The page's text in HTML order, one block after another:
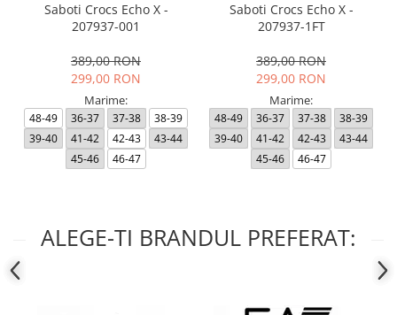
Saboti Crocs Echo X -
207937-001
389,00 RON
299,00 RON
Marime:
48-49 36-37 37-38
38-39
39-40
41-42 42-43
43-44
45-46
46-47
Saboti Crocs Echo X -
207937-1FT
389,00 RON
299,00 RON
Marime:
48-49 36-37 37-38
38-39
39-40
41-42 42-43
43-44
45-46
46-47
ALEGE-TI BRANDUL PREFERAT: